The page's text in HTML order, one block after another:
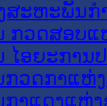
ສະຫະພັນກ
ກວດສອບແ
ໄອຍະການ
ກວດກາແຫ່
ກາແດງແຫ່